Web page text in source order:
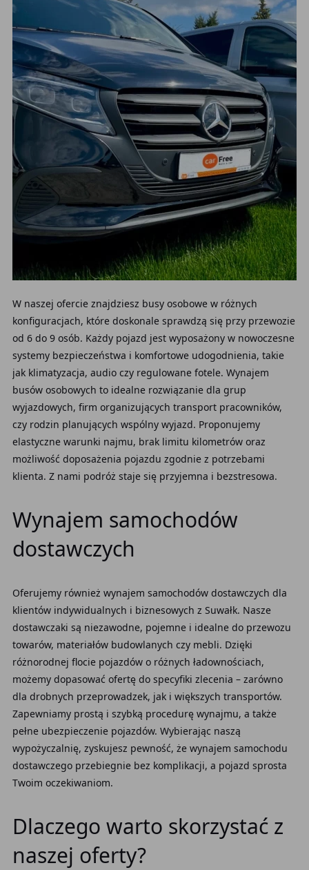
W naszej ofercie znajdziesz busy osobowe w różnych
konfiguracjach, które doskonale sprawdzą się przy przewozie
od 6 do 9 osób. Każdy pojazd jest wyposażony w nowoczesne
systemy bezpieczeństwa i komfortowe udogodnienia, takie
jak klimatyzacja, audio czy regulowane fotele. Wynajem
busów osobowych to idealne rozwiązanie dla grup
wyjazdowych, firm organizujących transport pracowników,
czy rodzin planujących wspólny wyjazd. Proponujemy
elastyczne warunki najmu, brak limitu kilometrów oraz
możliwość doposażenia pojazdu zgodnie z potrzebami
klienta. Z nami podróż staje się przyjemna i bezstresowa.
Wynajem samochodów
dostawczych
Oferujemy również wynajem samochodów dostawczych dla
klientów indywidualnych i biznesowych z Suwałk. Nasze
dostawczaki są niezawodne, pojemne i idealne do przewozu
towarów, materiałów budowlanych czy mebli. Dzięki
różnorodnej flocie pojazdów o różnych ładownościach,
możemy dopasować ofertę do specyfiki zlecenia – zarówno
dla drobnych przeprowadzek, jak i większych transportów.
Zapewniamy prostą i szybką procedurę wynajmu, a także
pełne ubezpieczenie pojazdów. Wybierając naszą
wypożyczalnię, zyskujesz pewność, że wynajem samochodu
dostawczego przebiegnie bez komplikacji, a pojazd sprosta
Twoim oczekiwaniom.
Dlaczego warto skorzystać z
naszej oferty?